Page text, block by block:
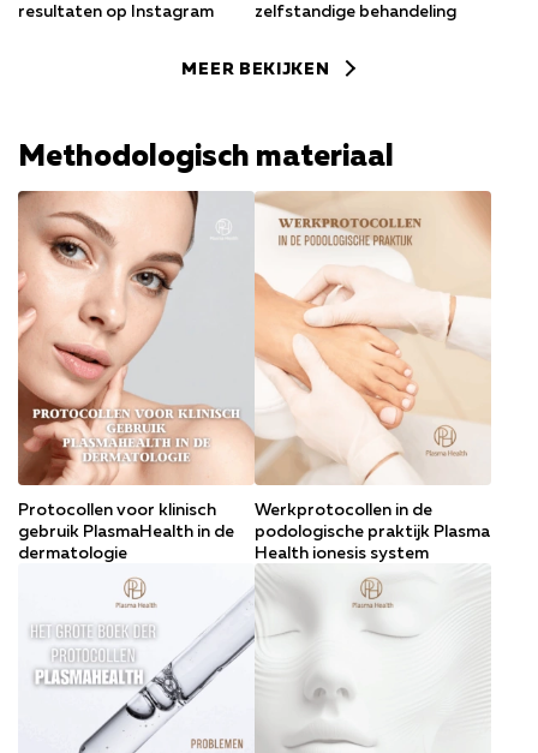
resultaten op Instagram
zelfstandige behandeling
MEER BEKIJKEN
Methodologisch materiaal
Protocollen voor klinisch
gebruik PlasmaHealth in de
dermatologie
Werkprotocollen in de
podologische praktijk Plasma
Health ionesis system